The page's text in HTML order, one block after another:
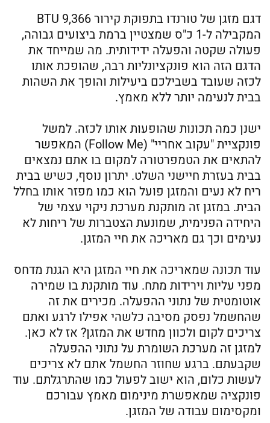
דגם מזגן של טורנדו בתפוקת קירור BTU 9,366
המקבילה ל-1 כ"ס שמצטיין ברמת ביצועים גבוהה,
פעולה שקטה והפעלה ידידותית. מה שמייחד את
הדגם הזה הוא פונקציונליות רבה, שהופכת אותו
לכזה שעובד בשבילכם ביעילות והופך את השהות
בבית לנעימה יותר ללא מאמץ.
ישנן כמה תכונות שהופעות אותו לכזה. למשל
פונקציית "עקוב אחריי" (Follow Me) המאפשר
להתאים את הטמפרטורה למקום בו אתם נמצאים
בבית בעזרת חיישני השלט. יתרון נוסף, כשיש בבית
ריח לא נעים והמזגן פועל הוא כמו מפזר אותו בחלל
הבית. במזגן זה מותקנת מערכת ניקוי עצמי של
היחידה הפנימית, שמונעת הצטברות של ריחות לא
נעימים וכך גם מאריכה את חיי המזגן.
עוד תכונה שמאריכה את חיי המזגן היא הגנת מדחס
מפני עליות וירידות מתח. עוד מותקנת בו שמירה
אוטומטית של נתוני ההפעלה. מכירים את זה
שהחשמל נפסק מסיבה כלשהי אפילו לרגע ואתם
צריכים לקום ולכוון מחדש את המזגן? אז לא כאן.
למזגן זה מערכת השומרת על נתוני ההפעלה
שקבעתם. ברגע שחוזר החשמל אתם לא צריכים
לעשות כלום, הוא ישוב לפעול כמו שהתרגלתם. עוד
פונקציה שמאפשרת מינימום מאמץ עבורכם
ומקסימום עבודה של המזגן.